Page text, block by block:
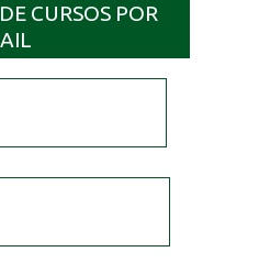
CURSOS POR